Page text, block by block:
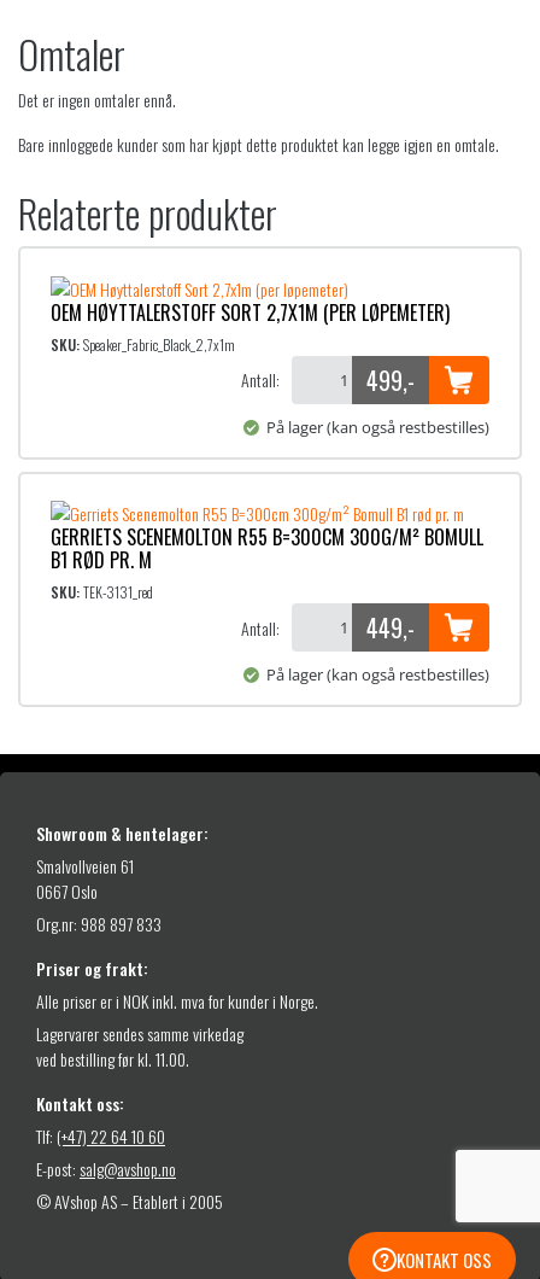
Omtaler
Det er ingen omtaler ennå.
Bare innloggede kunder som har kjøpt dette produktet kan legge igjen en omtale.
Relaterte produkter
OEM HØYTTALERSTOFF SORT 2,7X1M (PER LØPEMETER)
SKU:Speaker_Fabric_Black_2,7x1m
Antall: 499,-
På lager (kan også restbestilles)
GERRIETS SCENEMOLTON R55 B=300CM 300G/M² BOMULL
B1 RØD PR. M
SKU:TEK-3131_red
Antall: 449,-
På lager (kan også restbestilles)
Showroom & hentelager:
Smalvollveien 61
0667 Oslo
Org.nr: 988 897 833
Priser og frakt:
Alle priser er i NOK inkl. mva for kunder i Norge.
Lagervarer sendes samme virkedag
ved bestilling før kl. 11.00.
Kontakt oss:
Tlf: (+47) 22 64 10 60
E-post: salg@avshop.no
© AVshop AS – Etablert i 2005
KONTAKT OSS